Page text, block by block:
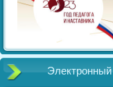
Электронный